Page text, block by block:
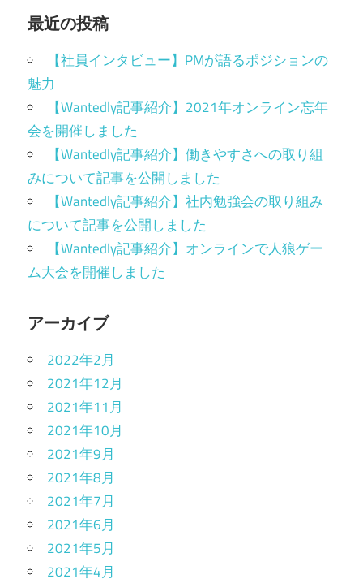
最近の投稿
【社員インタビュー】PMが語るポジションの
魅力
【Wantedly記事紹介】2021年オンライン忘年
会を開催しました
【Wantedly記事紹介】働きやすさへの取り組
みについて記事を公開しました
【Wantedly記事紹介】社内勉強会の取り組み
について記事を公開しました
【Wantedly記事紹介】オンラインで人狼ゲー
ム大会を開催しました
アーカイブ
2022年2月
2021年12月
2021年11月
2021年10月
2021年9月
2021年8月
2021年7月
2021年6月
2021年5月
2021年4月